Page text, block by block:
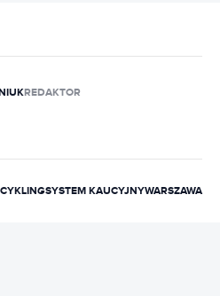
REDAKTOR
SYSTEM KAUCYJNYWARSZAWA